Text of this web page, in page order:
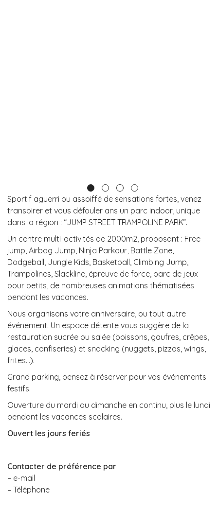
Sportif aguerri ou assoiffé de sensations fortes, venez
transpirer et vous défouler ans un parc indoor, unique
dans la région : “JUMP STREET TRAMPOLINE PARK”.
Un centre multi-activités de 2000m2, proposant : Free
jump, Airbag Jump, Ninja Parkour, Battle Zone,
Dodgeball, Jungle Kids, Basketball, Climbing Jump,
Trampolines, Slackline, épreuve de force, parc de jeux
pour petits, de nombreuses animations thématisées
pendant les vacances.
Nous organisons votre anniversaire, ou tout autre
événement. Un espace détente vous suggère de la
restauration sucrée ou salée (boissons, gaufres, crêpes,
glaces, confiseries) et snacking (nuggets, pizzas, wings,
frites…).
Grand parking, pensez à réserver pour vos événements
festifs.
Ouverture du mardi au dimanche en continu, plus le lundi
pendant les vacances scolaires.
Ouvert les jours feriés
Contacter de préférence par
– e-mail
– Téléphone